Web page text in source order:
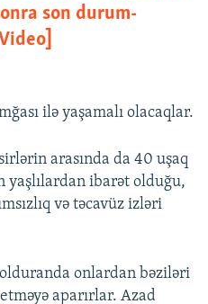
son durum-
ilə yaşamalı olacaqlar.
arasında da 40 uşaq
yaşlılardan ibarət olduğu,
və təcavüz izləri
onlardan bəziləri
aparırlar. Azad